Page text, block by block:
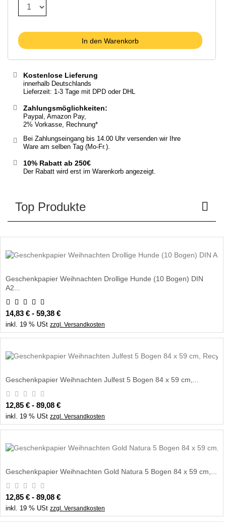
In den Warenkorb
Kostenlose Lieferung
innerhalb Deutschlands
Lieferzeit: 1-3 Tage mit DPD oder DHL
Zahlungsmöglichkeiten:
Paypal, Amazon Pay,
2% Vorkasse, Rechnung*
Bei Zahlungseingang bis 14.00 Uhr versenden wir Ihre
Ware am selben Tag (Mo-Fr.).
10% Rabatt ab 250€
Der Rabatt wird erst im Warenkorb angezeigt.
Top Produkte
Geschenkpapier Weihnachten Drollige Hunde (10 Bogen) DIN
A2...
14,83 € - 59,38 €
inkl. 19 % USt zzgl. Versandkosten
Geschenkpapier Weihnachten Julfest 5 Bogen 84 x 59 cm,...
12,85 € - 89,08 €
inkl. 19 % USt zzgl. Versandkosten
Geschenkpapier Weihnachten Gold Natura 5 Bogen 84 x 59 cm,...
12,85 € - 89,08 €
inkl. 19 % USt zzgl. Versandkosten